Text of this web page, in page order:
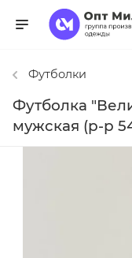
Футболки
Футболка
мужская (р-р